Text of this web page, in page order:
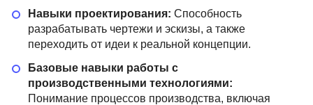
Навыки проектирования: Способность
разрабатывать чертежи и эскизы, а также
переходить от идеи к реальной концепции.
Базовые навыки работы с
производственными технологиями:
Понимание процессов производства, включая